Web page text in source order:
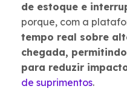
de estoque e
porque, com a
tempo real sobre
chegada,
para reduzir
de suprimentos.